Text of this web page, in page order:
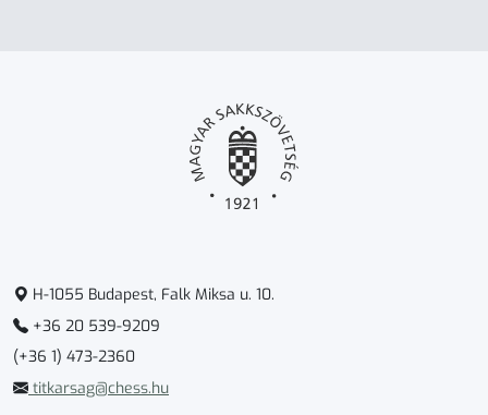
H-1055 Budapest, Falk Miksa u. 10.
+36 20 539-9209
(+36 1) 473-2360
titkarsag@chess.hu